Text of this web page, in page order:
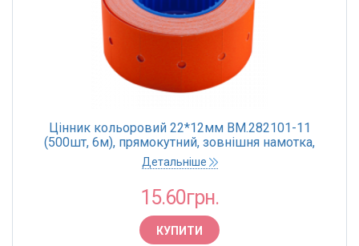
Цінник кольоровий 22*12мм BM.282101-11
(500шт, 6м), прямокутний, зовнішня намотка,
помаранчевий (10)
Детальніше
15.60грн.
КУПИТИ